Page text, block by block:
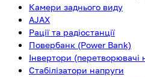
Камери заднього виду
AJAX
Рації та радіостанції
Повербанк (Power Bank)
Інвертори (перетворювачі
Стабілізатори напруги